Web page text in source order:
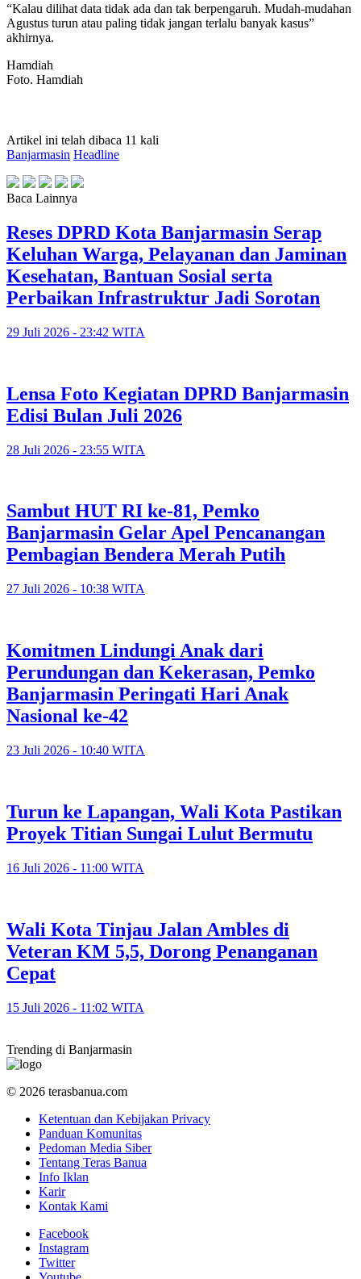
“Kalau dilihat data tidak ada dan tak berpengaruh. Mudah-mudahan
Agustus turun atau paling tidak jangan terlalu banyak kasus”
akhirnya.
Hamdiah
Foto. Hamdiah
Artikel ini telah dibaca 11 kali
Banjarmasin Headline
Baca Lainnya
Reses DPRD Kota Banjarmasin Serap
Keluhan Warga, Pelayanan dan Jaminan
Kesehatan, Bantuan Sosial serta
Perbaikan Infrastruktur Jadi Sorotan
29 Juli 2026 - 23:42 WITA
Lensa Foto Kegiatan DPRD Banjarmasin
Edisi Bulan Juli 2026
28 Juli 2026 - 23:55 WITA
Sambut HUT RI ke-81, Pemko
Banjarmasin Gelar Apel Pencanangan
Pembagian Bendera Merah Putih
27 Juli 2026 - 10:38 WITA
Komitmen Lindungi Anak dari
Perundungan dan Kekerasan, Pemko
Banjarmasin Peringati Hari Anak
Nasional ke-42
23 Juli 2026 - 10:40 WITA
Turun ke Lapangan, Wali Kota Pastikan
Proyek Titian Sungai Lulut Bermutu
16 Juli 2026 - 11:00 WITA
​Wali Kota Tinjau Jalan Ambles di
Veteran KM 5,5, Dorong Penanganan
Cepat
15 Juli 2026 - 11:02 WITA
Trending di Banjarmasin
© 2026 terasbanua.com
Ketentuan dan Kebijakan Privacy
Panduan Komunitas
Pedoman Media Siber
Tentang Teras Banua
Info Iklan
Karir
Kontak Kami
Facebook
Instagram
Twitter